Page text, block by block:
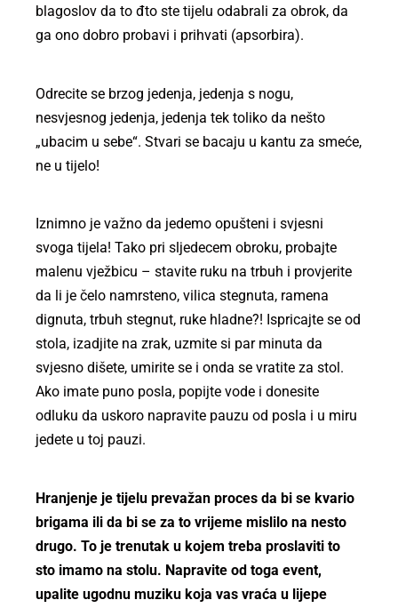
blagoslov da to đto ste tijelu odabrali za obrok, da
ga ono dobro probavi i prihvati (apsorbira).
Odrecite se brzog jedenja, jedenja s nogu,
nesvjesnog jedenja, jedenja tek toliko da nešto
„ubacim u sebe“. Stvari se bacaju u kantu za smeće,
ne u tijelo!
Iznimno je važno da jedemo opušteni i svjesni
svoga tijela! Tako pri sljedecem obroku, probajte
malenu vježbicu – stavite ruku na trbuh i provjerite
da li je čelo namrsteno, vilica stegnuta, ramena
dignuta, trbuh stegnut, ruke hladne?! Ispricajte se od
stola, izadjite na zrak, uzmite si par minuta da
svjesno dišete, umirite se i onda se vratite za stol.
Ako imate puno posla, popijte vode i donesite
odluku da uskoro napravite pauzu od posla i u miru
jedete u toj pauzi.
Hranjenje je tijelu prevažan proces da bi se kvario
brigama ili da bi se za to vrijeme mislilo na nesto
drugo. To je trenutak u kojem treba proslaviti to
sto imamo na stolu. Napravite od toga event,
upalite ugodnu muziku koja vas vraća u lijepe